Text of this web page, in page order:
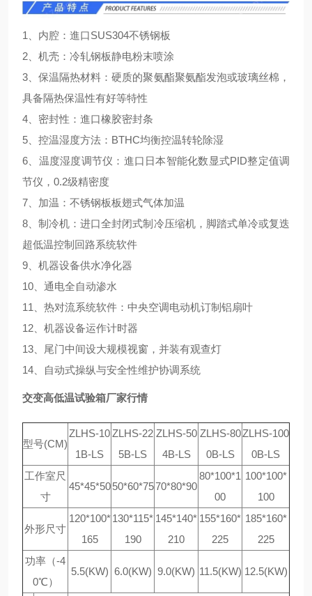
1、内腔：進口SUS304不锈钢板
2、机壳：冷轧钢板静电粉末喷涂
3、保温隔热材料：硬质的聚氨酯聚氨酯发泡或玻璃丝棉，
具备隔热保温性有好等特性
4、密封性：進口橡胶密封条
5、控温湿度方法：BTHC均衡控温转轮除湿
6、温度湿度调节仪：進口日本智能化数显式PID整定值调
节仪，0.2级精密度
7、加温：不锈钢板板翅式气体加温
8、制冷机：进口全封闭式制冷压缩机，脚踏式单冷或复迭
超低温控制回路系统软件
9、机器设备供水净化器
10、通电全自动渗水
11、热对流系统软件：中央空调电动机订制铝扇叶
12、机器设备运作计时器
13、尾门中间设大规模视窗，并装有观查灯
14、自动式操纵与安全性维护协调系统
交变高低温试验箱厂家行情
型号(CM)
ZLHS-10
1B-LS
ZLHS-22
5B-LS
ZLHS-50
4B-LS
ZLHS-80
0B-LS
ZLHS-100
0B-LS
工作室尺
寸
45*45*50 50*60*7570*80*90
80*100*1
00
100*100*
100
外形尺寸
120*100*
165
130*115*
190
145*140*
210
155*160*
225
185*160*
225
功率（-4
0℃）
5.5(KW) 6.0(KW) 9.0(KW) 11.5(KW) 12.5(KW)